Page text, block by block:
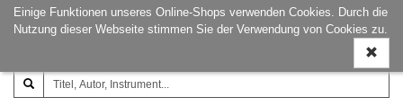
Einige Funktionen unseres Online-Shops verwenden Cookies. Durch die
Nutzung dieser Webseite stimmen Sie der Verwendung von Cookies zu.
ein-/
Joachim‐Trekel‐Musikverlag,
Hamburg